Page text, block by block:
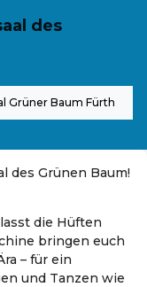
des
Grüner Baum Fürth
des Grünen Baum!
die Hüften
bringen euch
– für ein
und Tanzen wie